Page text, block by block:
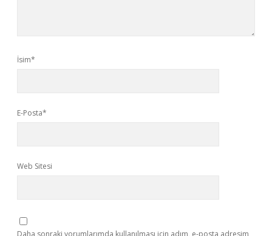
İsim*
E-Posta*
Web Sitesi
Daha sonraki yorumlarımda kullanılması için adım, e-posta adresim